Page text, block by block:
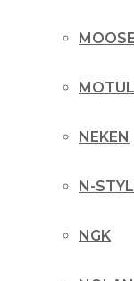
MOOSE
MOTUL
NEKEN
N-
NGK